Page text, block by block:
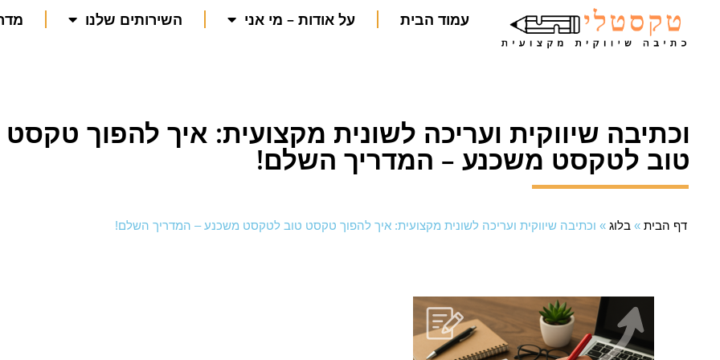
עמוד הבית על אודות – מי אני השירותים שלנו
וכתיבה שיווקית ועריכה לשונית מקצועית: איך להפוך טקסט
טוב לטקסט משכנע – המדריך השלם!
דף הבית » בלוג » וכתיבה שיווקית ועריכה לשונית מקצועית: איך להפוך טקסט טוב לטקסט משכנע – המדריך השלם!